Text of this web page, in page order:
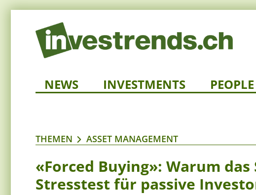
NEWS INVESTMENTS PEOPLE
THEMEN ASSET MANAGEMENT
«Forced Buying»: Warum das
Stresstest für passive